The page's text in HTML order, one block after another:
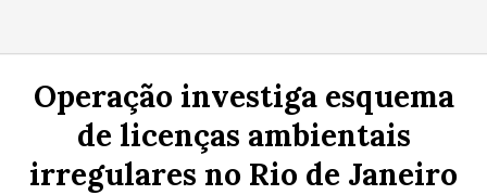
Operação investiga esquema
de licenças ambientais
irregulares no Rio de Janeiro